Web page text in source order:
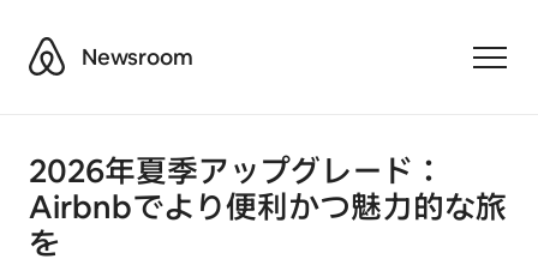
AirbnbNewsroom
2026年夏季アップグレード：
Airbnbでより便利かつ魅力的な旅
を